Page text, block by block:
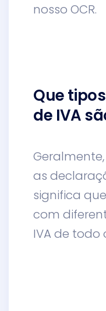
nosso OCR.
Que
de IVA
as
significa
com
IVA de todo